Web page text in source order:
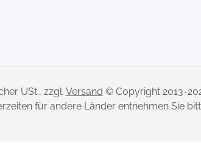
USt., zzgl. Versand © Copyright 2013-
für andere Länder entnehmen Sie